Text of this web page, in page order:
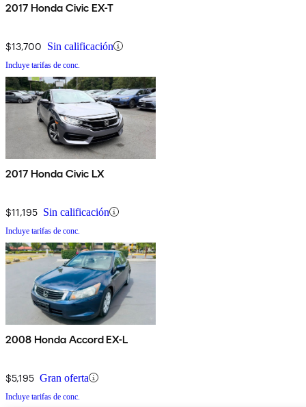
2017 Honda Civic EX-T
$13,700 Sin calificación
Incluye tarifas de conc.
2017 Honda Civic LX
$11,195 Sin calificación
Incluye tarifas de conc.
2008 Honda Accord EX-L
$5,195 Gran oferta
Incluye tarifas de conc.